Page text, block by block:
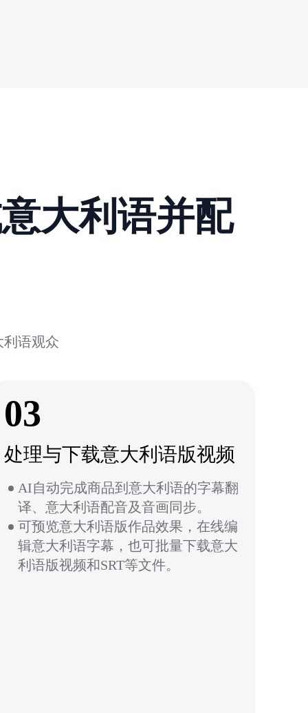
大利语并配
语观众
03
处理与下载意大利语版视频
AI自动完成商品到意大利语的字幕翻
译、意大利语配音及音画同步。
可预览意大利语版作品效果，在线编
辑意大利语字幕，也可批量下载意大
利语版视频和SRT等文件。